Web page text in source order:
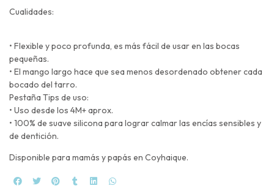
Cualidades:
• Flexible y poco profunda, es más fácil de usar en las bocas
pequeñas.
• El mango largo hace que sea menos desordenado obtener cada
bocado del tarro.
Pestaña Tips de uso:
• Uso desde los 4M+ aprox.
• 100% de suave silicona para lograr calmar las encías sensibles y
de dentición.
Disponible para mamás y papás en Coyhaique.